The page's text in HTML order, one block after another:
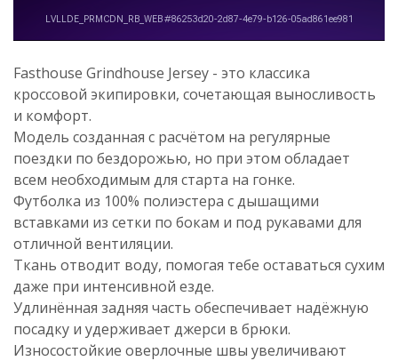
Fasthouse Grindhouse Jersey - это классика
кроссовой экипировки, сочетающая выносливость
и комфорт.
Модель созданная с расчётом на регулярные
поездки по бездорожью, но при этом обладает
всем необходимым для старта на гонке.
Футболка из 100% полиэстера с дышащими
вставками из сетки по бокам и под рукавами для
отличной вентиляции.
Ткань отводит воду, помогая тебе оставаться сухим
даже при интенсивной езде.
Удлинённая задняя часть обеспечивает надёжную
посадку и удерживает джерси в брюки.
Износостойкие оверлочные швы увеличивают